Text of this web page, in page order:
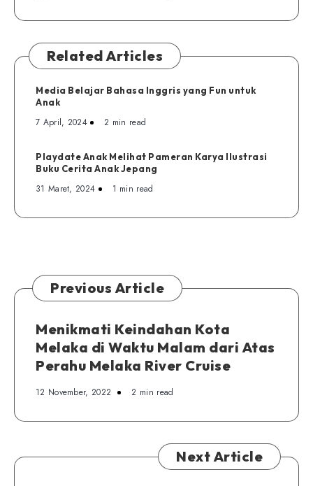
Related Articles
Media Belajar Bahasa Inggris yang Fun untuk
Anak
7 April, 2024 2 min read
Playdate Anak Melihat Pameran Karya Ilustrasi
Buku Cerita Anak Jepang
31 Maret, 2024 1 min read
Previous Article
Menikmati Keindahan Kota
Melaka di Waktu Malam dari Atas
Perahu Melaka River Cruise
12 November, 2022 2 min read
Next Article